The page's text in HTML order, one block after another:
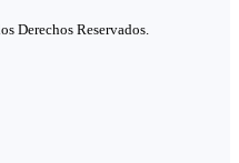
Derechos Reservados.